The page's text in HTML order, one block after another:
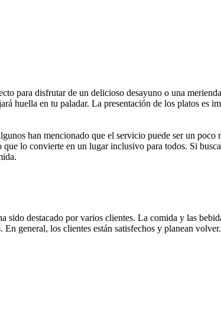
para disfrutar de un delicioso desayuno o una
huella en tu paladar. La presentación de los platos es
han mencionado que el servicio puede ser un poco
lo convierte en un lugar inclusivo para todos. Si
destacado por varios clientes. La comida y las
general, los clientes están satisfechos y planean volver.